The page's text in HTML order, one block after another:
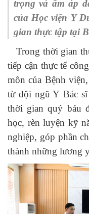
trọng và ấm áp
của Học viện Y
gian thực tập tại
Trong thời gian
tiếp cận thực tế
môn của Bệnh
từ đội ngũ Y Bác
thời gian quý báu
học, rèn luyện kỹ
nghiệp, góp phần
thành những lương